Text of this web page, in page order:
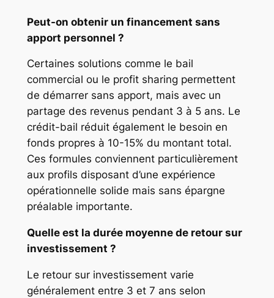
Peut-on obtenir un financement sans
apport personnel ?
Certaines solutions comme le bail
commercial ou le profit sharing permettent
de démarrer sans apport, mais avec un
partage des revenus pendant 3 à 5 ans. Le
crédit-bail réduit également le besoin en
fonds propres à 10-15% du montant total.
Ces formules conviennent particulièrement
aux profils disposant d’une expérience
opérationnelle solide mais sans épargne
préalable importante.
Quelle est la durée moyenne de retour sur
investissement ?
Le retour sur investissement varie
généralement entre 3 et 7 ans selon